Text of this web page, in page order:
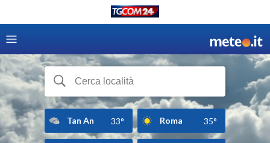
Tan An 33° Roma 35°